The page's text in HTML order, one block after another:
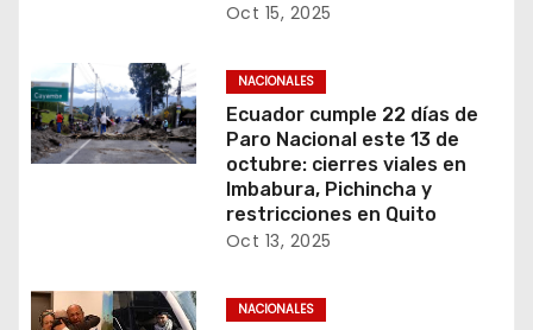
Oct 15, 2025
NACIONALES
Ecuador cumple 22 días de
Paro Nacional este 13 de
octubre: cierres viales en
Imbabura, Pichincha y
restricciones en Quito
Oct 13, 2025
NACIONALES